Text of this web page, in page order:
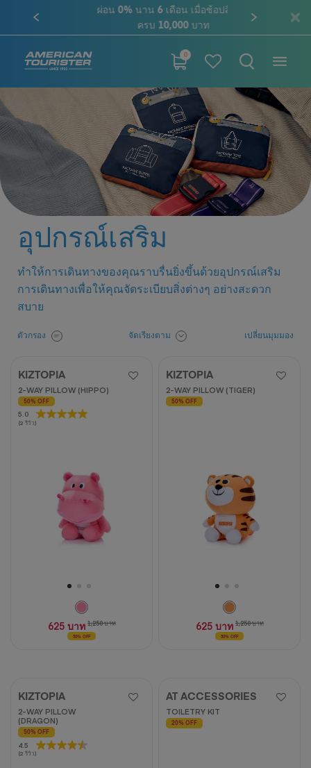
ผ่อน 0% นาน 6 เดือน เมื่อช้อปสินค้า
ครบ 10,000 บาท
0
อุปกรณ์เสริม
ทำให้การเดินทางของคุณราบรื่นยิ่งขึ้นด้วยอุปกรณ์เสริม
การเดินทางเพื่อให้คุณจัดระเบียบสิ่งต่างๆ อย่างสะดวก
สบาย
เปลี่ยนมุมมอง
จัดเรียงตาม
ตัวกรอง
KIZTOPIA
2-WAY PILLOW (HIPPO)
50% OFF
5.0
(2 รีวิว)
5.0
จาก
625 บาท 1,250 บาท
50% OFF
KIZTOPIA
2-WAY PILLOW (TIGER)
50% OFF
625 บาท 1,250 บาท
50% OFF
KIZTOPIA
2-WAY PILLOW
(DRAGON)
50% OFF
4.5
(2 รีวิว)
4.5
จาก
AT ACCESSORIES
TOILETRY KIT
20% OFF